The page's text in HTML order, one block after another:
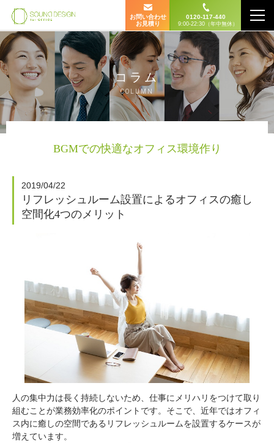
お問い合わせ
お見積り
0120-117-440
9:00-22:30（年中無休）
コラム
COLUMN
BGMでの快適なオフィス環境作り
2019/04/22
リフレッシュルーム設置によるオフィスの癒し
空間化4つのメリット
人の集中力は長く持続しないため、仕事にメリハリをつけて取り
組むことが業務効率化のポイントです。そこで、近年ではオフィ
ス内に癒しの空間であるリフレッシュルームを設置するケースが
増えています。